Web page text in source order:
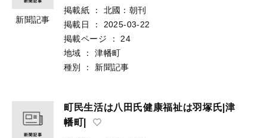
新聞記事
掲載紙 ：
北國：朝刊
掲載日
：
2025-03-22
掲載ページ
：
24
地域
：
津幡町
種別
： 新聞記事
町民生活は八田氏健康福祉は羽塚氏|津
幡町|